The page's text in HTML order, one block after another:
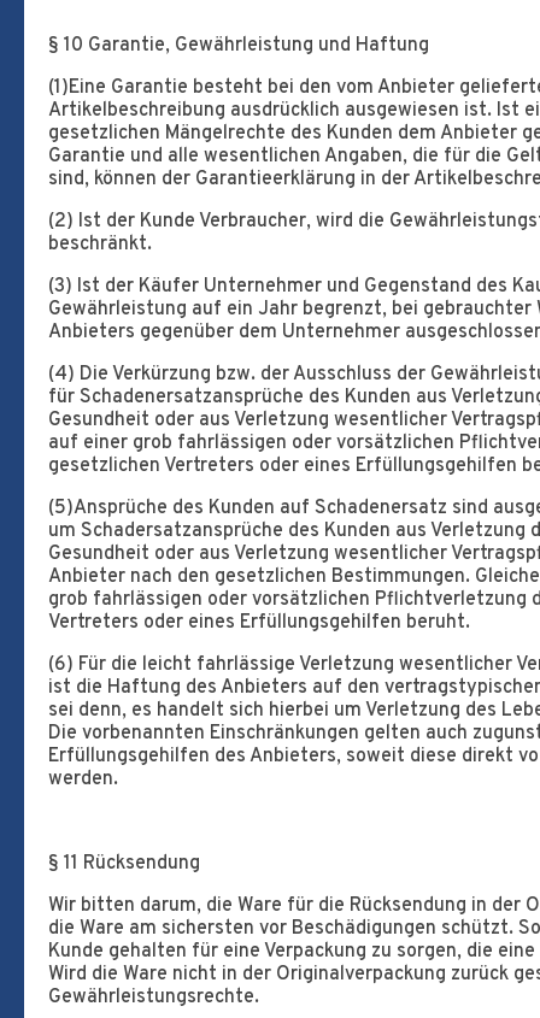
§ 10 Garantie, Gewährleistung und Haftung
(1)Eine Garantie besteht bei den vom Anbieter
Artikelbeschreibung ausdrücklich ausgewiesen ist. Ist
gesetzlichen Mängelrechte des Kunden dem Anbieter
Garantie und alle wesentlichen Angaben, die für die
sind, können der Garantieerklärung in der
(2) Ist der Kunde Verbraucher, wird die
beschränkt.
(3) Ist der Käufer Unternehmer und Gegenstand des
Gewährleistung auf ein Jahr begrenzt, bei
Anbieters gegenüber dem Unternehmer
(4) Die Verkürzung bzw. der Ausschluss der
für Schadenersatzansprüche des Kunden aus
Gesundheit oder aus Verletzung wesentlicher
auf einer grob fahrlässigen oder vorsätzlichen
gesetzlichen Vertreters oder eines Erfüllungsgehilfen
(5)Ansprüche des Kunden auf Schadenersatz sind
um Schadersatzansprüche des Kunden aus Verletzung
Gesundheit oder aus Verletzung wesentlicher
Anbieter nach den gesetzlichen Bestimmungen.
grob fahrlässigen oder vorsätzlichen Pflichtverletzung
Vertreters oder eines Erfüllungsgehilfen beruht.
(6) Für die leicht fahrlässige Verletzung wesentlicher
ist die Haftung des Anbieters auf den
sei denn, es handelt sich hierbei um Verletzung des
Die vorbenannten Einschränkungen gelten auch
Erfüllungsgehilfen des Anbieters, soweit diese direkt
werden.
§ 11 Rücksendung
Wir bitten darum, die Ware für die Rücksendung in der
die Ware am sichersten vor Beschädigungen schützt.
Kunde gehalten für eine Verpackung zu sorgen, die
Wird die Ware nicht in der Originalverpackung zurück
Gewährleistungsrechte.